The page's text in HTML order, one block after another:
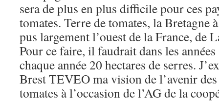
sera de plus en plus difficile pour ces
tomates. Terre de tomates, la Bretagne
pus largement l’ouest de la France, de
Pour ce faire, il faudrait dans les
chaque année 20 hectares de serres.
Brest TEVEO ma vision de l’avenir
tomates à l’occasion de l’AG de la